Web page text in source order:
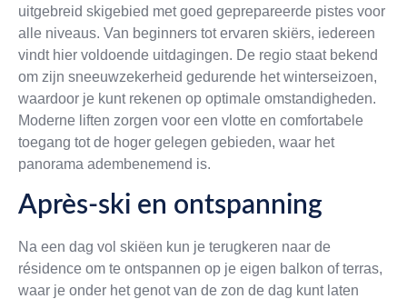
uitgebreid skigebied met goed geprepareerde pistes voor
alle niveaus. Van beginners tot ervaren skiërs, iedereen
vindt hier voldoende uitdagingen. De regio staat bekend
om zijn sneeuwzekerheid gedurende het winterseizoen,
waardoor je kunt rekenen op optimale omstandigheden.
Moderne liften zorgen voor een vlotte en comfortabele
toegang tot de hoger gelegen gebieden, waar het
panorama adembenemend is.
Après-ski en ontspanning
Na een dag vol skiëen kun je terugkeren naar de
résidence om te ontspannen op je eigen balkon of terras,
waar je onder het genot van de zon de dag kunt laten